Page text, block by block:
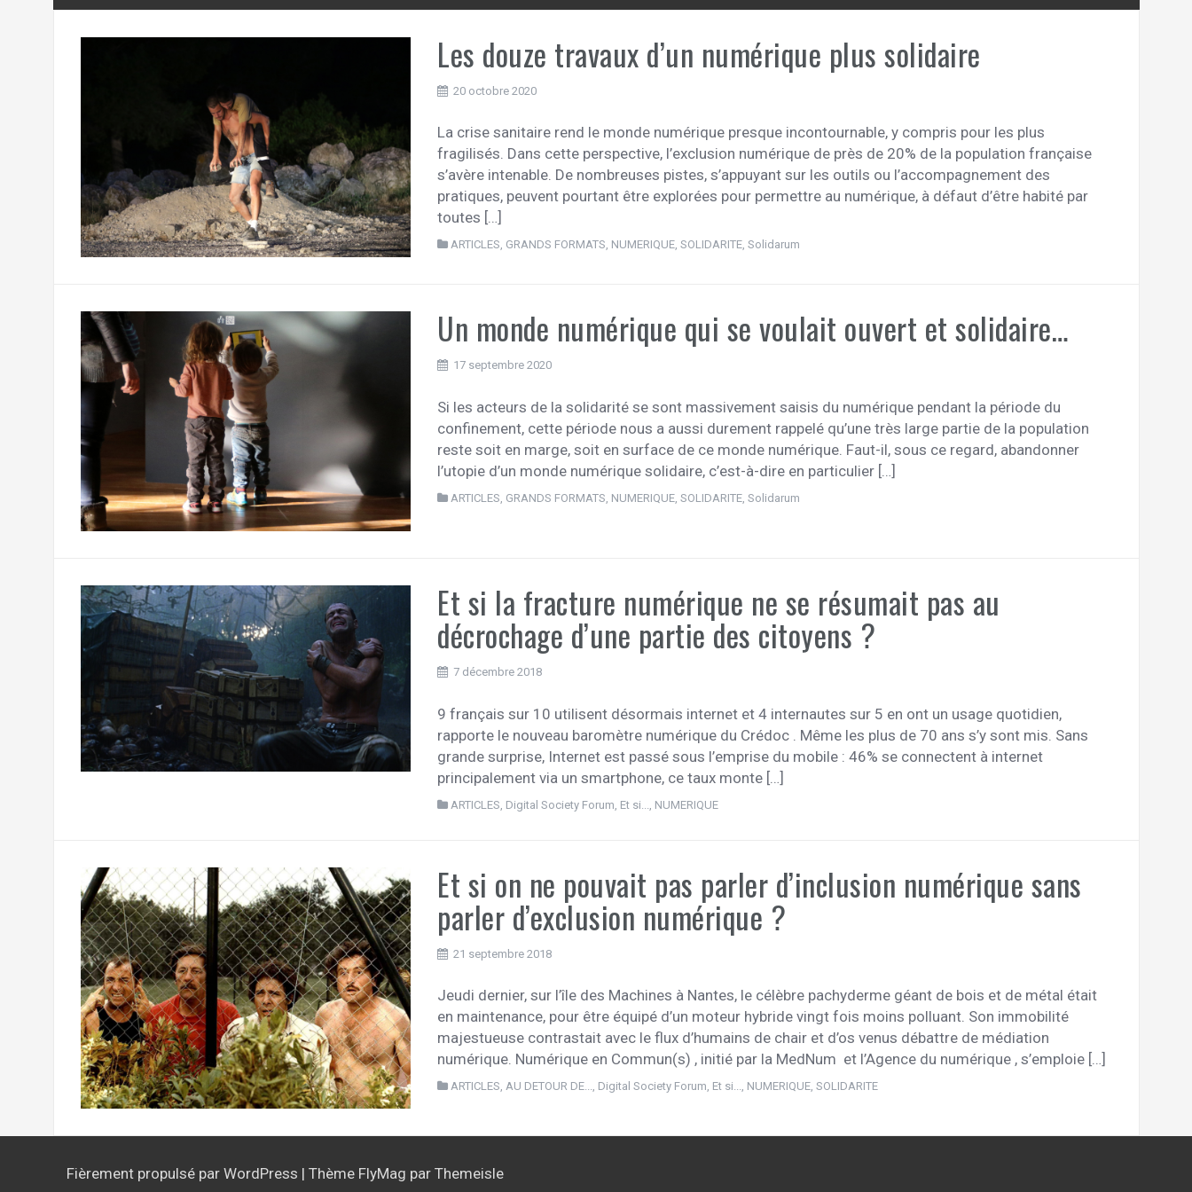
Les douze travaux d’un numérique plus solidaire
20 octobre 2020
La crise sanitaire rend le monde numérique presque incontournable, y compris pour les plus
fragilisés. Dans cette perspective, l’exclusion numérique de près de 20% de la population française
s’avère intenable. De nombreuses pistes, s’appuyant sur les outils ou l’accompagnement des
pratiques, peuvent pourtant être explorées pour permettre au numérique, à défaut d’être habité par
toutes […]
ARTICLES, GRANDS FORMATS, NUMERIQUE,SOLIDARITE,Solidarum
Un monde numérique qui se voulait ouvert et solidaire…
17 septembre 2020
Si les acteurs de la solidarité se sont massivement saisis du numérique pendant la période du
confinement, cette période nous a aussi durement rappelé qu’une très large partie de la population
reste soit en marge, soit en surface de ce monde numérique. Faut-il, sous ce regard, abandonner
l’utopie d’un monde numérique solidaire, c’est-à-dire en particulier […]
ARTICLES GRANDS FORMATS NUMERIQUE ,SOLIDARITE ,Solidarum
Et si la fracture numérique ne se résumait pas au
décrochage d’une partie des citoyens ?
7 décembre 2018
9 français sur 10 utilisent désormais internet et 4 internautes sur 5 en ont un usage quotidien,
rapporte le nouveau baromètre numérique du Crédoc . Même les plus de 70 ans s’y sont mis. Sans
grande surprise, Internet est passé sous l’emprise du mobile : 46% se connectent à internet
principalement via un smartphone, ce taux monte […]
ARTICLES Digital Society Forum Et si... NUMERIQUE
Et si on ne pouvait pas parler d’inclusion numérique sans
parler d’exclusion numérique ?
21 septembre 2018
Jeudi dernier, sur l’île des Machines à Nantes, le célèbre pachyderme géant de bois et de métal était
en maintenance, pour être équipé d’un moteur hybride vingt fois moins polluant. Son immobilité
majestueuse contrastait avec le flux d’humains de chair et d’os venus débattre de médiation
numérique. Numérique en Commun(s) , initié par la MedNum et l’Agence du numérique , s’emploie […]
ARTICLES,AU DETOUR DE..., Digital Society Forum, Et si..., NUMERIQUE,SOLIDARITE
Fièrement propulsé par WordPress | Thème FlyMag par Themeisle